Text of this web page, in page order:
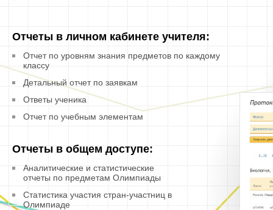
Отчеты в личном кабинете учителя:
Отчет по уровням знания предметов по каждому
классу
Детальный отчет по заявкам
Ответы ученика
Отчет по учебным элементам
Отчеты в общем доступе:
Аналитические и статистические
отчеты по предметам Олимпиады
Статистика участия стран-участниц в
Олимпиаде